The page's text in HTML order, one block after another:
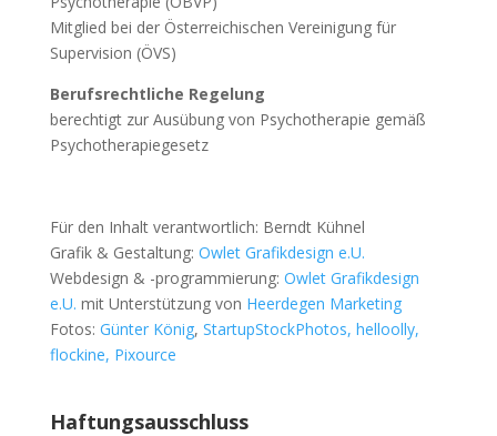
Mitglied bei der Österreichischen Vereinigung für
Supervision (ÖVS)
Berufsrechtliche Regelung
berechtigt zur Ausübung von Psychotherapie gemäß
Psychotherapiegesetz
Für den Inhalt verantwortlich: Berndt Kühnel
Grafik & Gestaltung: Owlet Grafikdesign e.U.
Webdesign & -programmierung: Owlet Grafikdesign
e.U. mit Unterstützung von Heerdegen Marketing
Fotos: Günter König, StartupStockPhotos, helloolly,
flockine, Pixource
Haftungsausschluss